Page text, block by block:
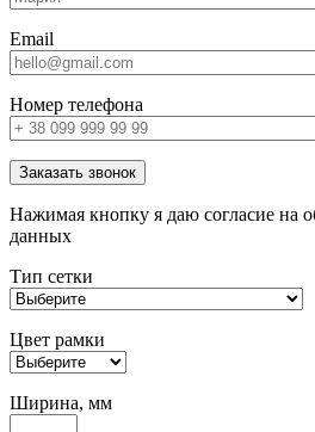
Email
Номер телефона
Заказать звонок
Нажимая кнопку я даю согласие на
данных
Тип сетки
Цвет рамки
Ширина, мм